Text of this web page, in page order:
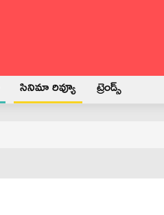
సినిమా రివ్యూ ట్రెండ్స్